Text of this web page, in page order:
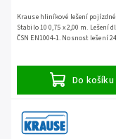
Do košíku
Krause hliníkové lešení
Stabilo 10 0,75 x 2,00 m. Lešení
ČSN EN1004-1. Nosnost lešení